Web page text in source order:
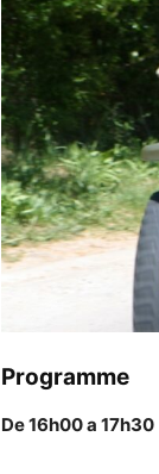
Programme
De 16h00 a 17h30